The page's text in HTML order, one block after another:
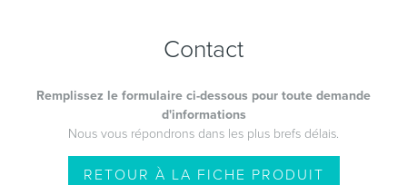
Contact
Remplissez le formulaire ci-dessous pour toute demande
d'informations
Nous vous répondrons dans les plus brefs délais.
RETOUR À LA FICHE PRODUIT